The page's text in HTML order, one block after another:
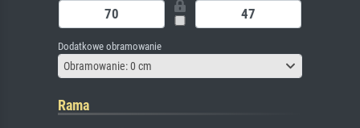
Dodatkowe obramowanie
Obramowanie: 0 cm
Rama